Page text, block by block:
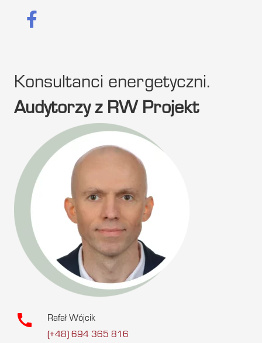
Konsultanci energetyczni.
Audytorzy z RW Projekt
call
Rafał Wójcik
(+48) 694 365 816